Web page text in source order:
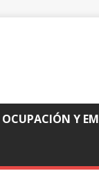
OCUPACIÓN Y